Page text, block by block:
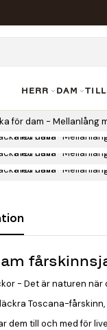
HERR DAM
- Det är naturen
Toscana-
dem till och med för